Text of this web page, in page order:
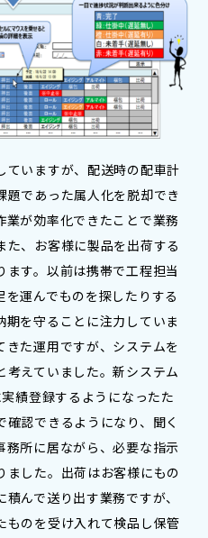
ていますが、配送時の配車計
題であった属人化を脱却でき
業が効率化できたことで業務
、お客様に製品を出荷する
す。以前は携帯で工程担当
運んでものを探したりする
を守ることに注力していま
きた運用ですが、システムを
えていました。新システム
績登録するようになったた
認できるようになり、聞く
務所に居ながら、必要な指示
ました。出荷はお客様にもの
んで送り出す業務ですが、
ものを受け入れて検品し保管